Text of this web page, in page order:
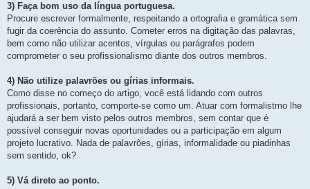
3) Faça bom uso da língua portuguesa.
Procure escrever formalmente, respeitando a ortografia e gramática sem
fugir da coerência do assunto. Cometer erros na digitação das palavras,
bem como não utilizar acentos, vírgulas ou parágrafos podem
comprometer o seu profissionalismo diante dos outros membros.
4) Não utilize palavrões ou gírias informais.
Como disse no começo do artigo, você está lidando com outros
profissionais, portanto, comporte-se como um. Atuar com formalistmo lhe
ajudará a ser bem visto pelos outros membros, sem contar que é
possível conseguir novas oportunidades ou a participação em algum
projeto lucrativo. Nada de palavrões, gírias, informalidade ou piadinhas
sem sentido, ok?
5) Vá direto ao ponto.